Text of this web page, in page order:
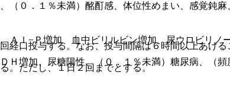
０．１％未満）酩酊感、体位性めまい、感覚鈍麻
ｌ−Ｐ増加、血中ビリルビン増加、尿ウロビリノー
増加、尿糖陽性、（０．１％未満）糖尿病、（頻
経口投与する。なお、投与間隔は６時間以上あける
。ただし、１日２回までとする。